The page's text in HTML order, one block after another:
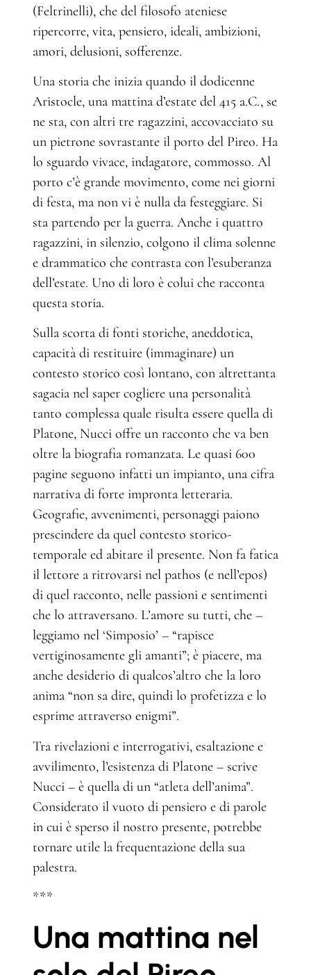
(Feltrinelli), che del filosofo ateniese
ripercorre, vita, pensiero, ideali, ambizioni,
amori, delusioni, sofferenze.
Una storia che inizia quando il dodicenne
Aristocle, una mattina d’estate del 415 a.C., se
ne sta, con altri tre ragazzini, accovacciato su
un pietrone sovrastante il porto del Pireo. Ha
lo sguardo vivace, indagatore, commosso. Al
porto c’è grande movimento, come nei giorni
di festa, ma non vi è nulla da festeggiare. Si
sta partendo per la guerra. Anche i quattro
ragazzini, in silenzio, colgono il clima solenne
e drammatico che contrasta con l’esuberanza
dell’estate. Uno di loro è colui che racconta
questa storia.
Sulla scorta di fonti storiche, aneddotica,
capacità di restituire (immaginare) un
contesto storico così lontano, con altrettanta
sagacia nel saper cogliere una personalità
tanto complessa quale risulta essere quella di
Platone, Nucci offre un racconto che va ben
oltre la biografia romanzata. Le quasi 600
pagine seguono infatti un impianto, una cifra
narrativa di forte impronta letteraria.
Geografie, avvenimenti, personaggi paiono
prescindere da quel contesto storico-
temporale ed abitare il presente. Non fa fatica
il lettore a ritrovarsi nel pathos (e nell’epos)
di quel racconto, nelle passioni e sentimenti
che lo attraversano. L’amore su tutti, che –
leggiamo nel ‘Simposio’ – “rapisce
vertiginosamente gli amanti”; è piacere, ma
anche desiderio di qualcos’altro che la loro
anima “non sa dire, quindi lo profetizza e lo
esprime attraverso enigmi”.
Tra rivelazioni e interrogativi, esaltazione e
avvilimento, l’esistenza di Platone – scrive
Nucci – è quella di un “atleta dell’anima”.
Considerato il vuoto di pensiero e di parole
in cui è sperso il nostro presente, potrebbe
tornare utile la frequentazione della sua
palestra.
***
Una mattina nel